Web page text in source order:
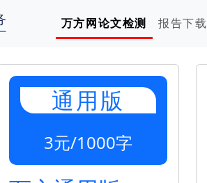
万方网论文检测 报告下载
通用版
3元/1000字